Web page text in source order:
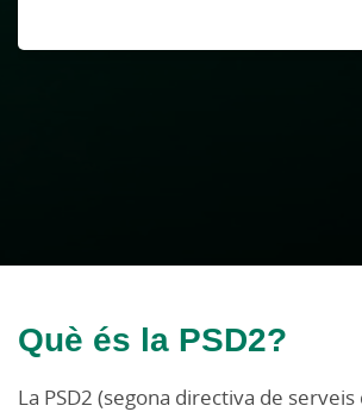
Què és la PSD2?
La PSD2 (segona directiva de